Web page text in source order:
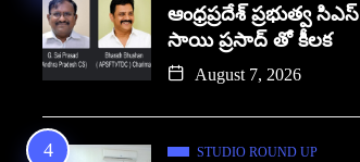
ఆంధ్రప్రదేశ్ ప్రభుత్వ సిఎస్
సాయి ప్రసాద్ తో కీలక
August 7, 2026
STUDIO ROUND UP